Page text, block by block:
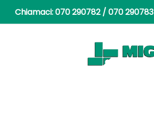
Chiamaci:070 290782 / 070 290783